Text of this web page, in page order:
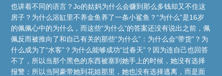
也讲着不同的语言？Jo的姑妈为什么会赚到那么多钱却又不住这
房子？为什么浴缸里不养金鱼养了一条小鲨鱼？“为什么”是16岁
的佩佩心中的为什么，而这些“为什么”的答案还没有说出之前，佩
佩反而被推向了和自己有关的那些“为什么”：为什么会“带货”？为
什么成为了“水客”？为什么能够成功“过春天”？因为连自己也回答
不了，所以当那个黑色的东西被塞到她手上的时候，她没有选择
报警；所以当阿豪带她到花姐那里，她也没有选择逃离，而是面